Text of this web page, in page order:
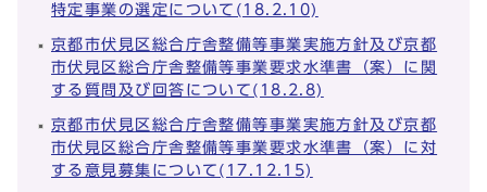
特定事業の選定について(18.2.10)
京都市伏見区総合庁舎整備等事業実施方針及び京都
市伏見区総合庁舎整備等事業要求水準書（案）に関
する質問及び回答について(18.2.8)
京都市伏見区総合庁舎整備等事業実施方針及び京都
市伏見区総合庁舎整備等事業要求水準書（案）に対
する意見募集について(17.12.15)